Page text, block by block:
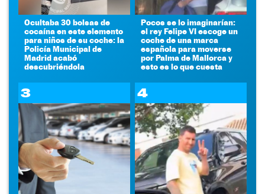
Ocultaba 30 bolsas de
cocaína en este elemento
para niños de su coche: la
Policía Municipal de
Madrid acabó
descubriéndola
Pocos se lo imaginarían:
el rey Felipe VI escoge un
coche de una marca
española para moverse
por Palma de Mallorca y
esto es lo que cuesta
3 4